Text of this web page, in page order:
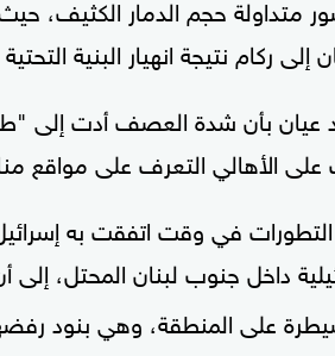
متداولة حجم الدمار الكثيف، حيث
ركام نتيجة انهيار البنية
عيان بأن شدة العصف أدت إلى
الأهالي التعرف على مواقع
في وقت اتفقت به
داخل جنوب لبنان المحتل،
على المنطقة، وهي بنود